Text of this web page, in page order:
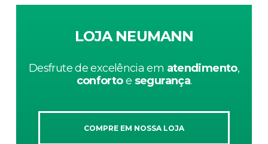
LOJA NEUMANN
Desfrute de excelência em atendimento,
confortoe segurança.
COMPRE EM NOSSA LOJA